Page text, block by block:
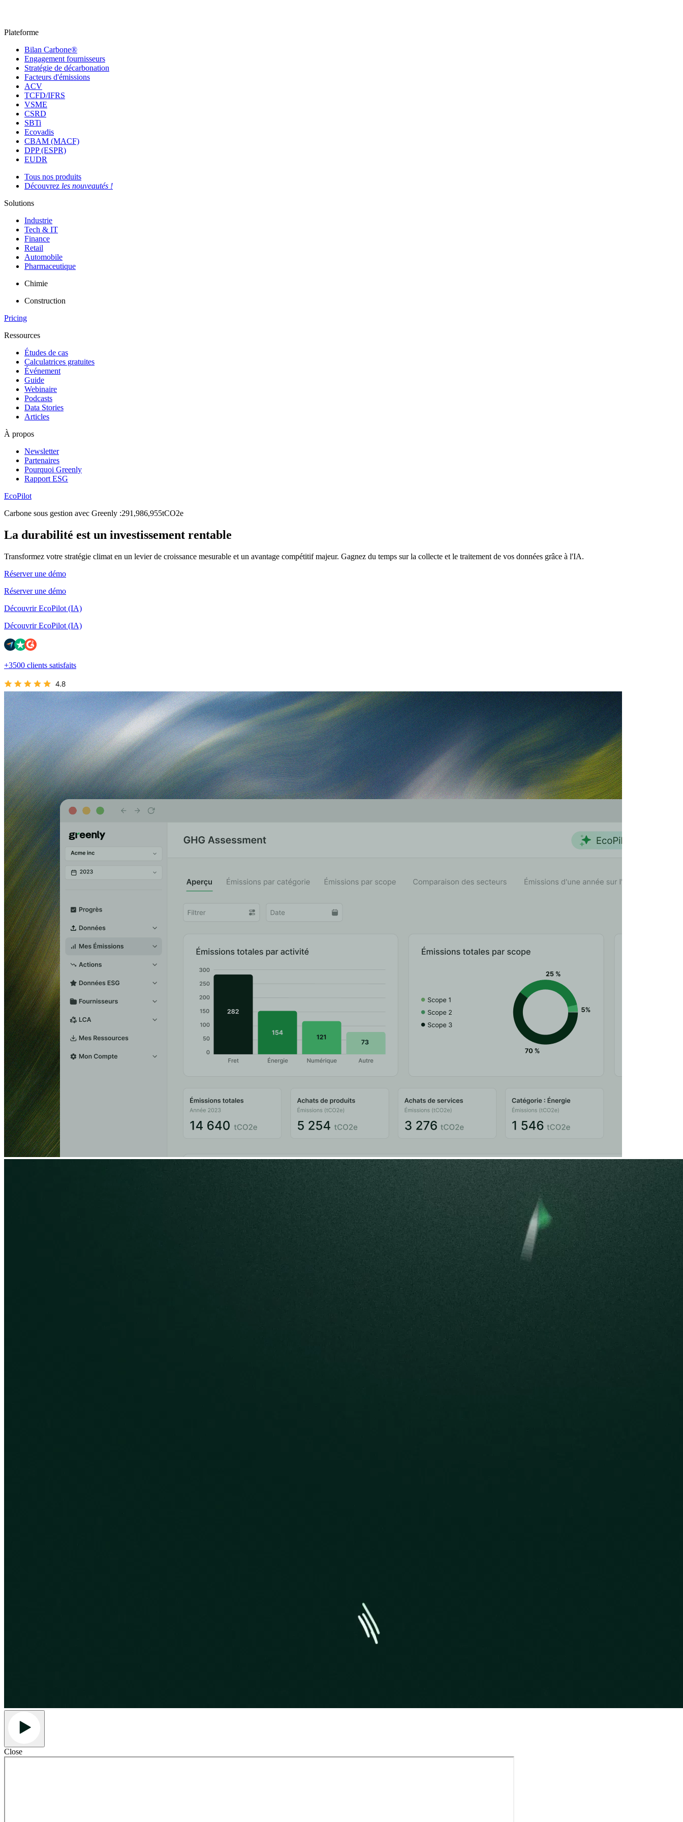
Plateforme
Bilan Carbone®
Engagement fournisseurs
Stratégie de décarbonation
Facteurs d'émissions
ACV
TCFD/IFRS
VSME
CSRD
SBTi
Ecovadis
CBAM (MACF)
DPP (ESPR)
EUDR
Tous nos produits
Découvrez les nouveautés !
Solutions
Industrie
Tech & IT
Finance
Retail
Automobile
Pharmaceutique
Chimie
Construction
Pricing
Ressources
Études de cas
Calculatrices gratuites
Événement
Guide
Webinaire
Podcasts
Data Stories
Articles
À propos
Newsletter
Partenaires
Pourquoi Greenly
Rapport ESG
EcoPilot
Carbone sous gestion avec Greenly :291 ,986,955tCO2e
La durabilité est un investissement rentable
Transformez votre stratégie climat en un levier de croissance mesurable et un avantage compétitif majeur. Gagnez du temps sur la collecte et le traitement de vos données grâce à l'IA.
Réserver une démo
Réserver une démo
Découvrir EcoPilot (IA)
Découvrir EcoPilot (IA)
+3500 clients satisfaits
Close